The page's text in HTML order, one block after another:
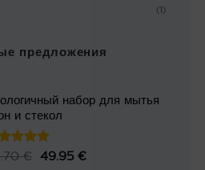
(1)
предложения
набор для мытья
и стекол
€ Первоначальная
49.95 €Текущая